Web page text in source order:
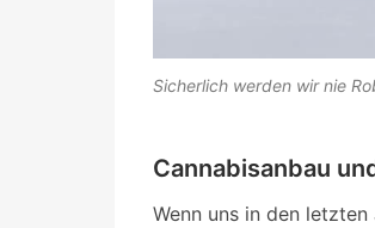
Sicherlich werden wir nie
Cannabisanbau
Wenn uns in den